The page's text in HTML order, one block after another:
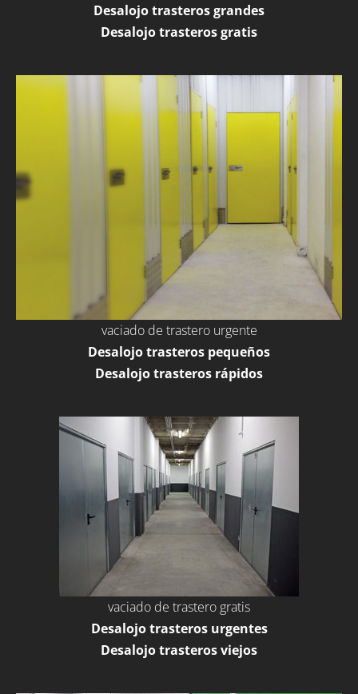
Desalojo trasteros grandes
Desalojo trasteros gratis
vaciado de trastero urgente
Desalojo trasteros pequeños
Desalojo trasteros rápidos
vaciado de trastero gratis
Desalojo trasteros urgentes
Desalojo trasteros viejos